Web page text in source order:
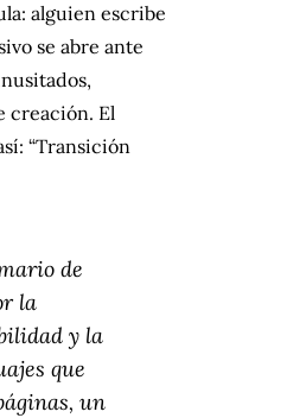
alguien escribe
se abre ante
creación. El
“Transición
de
la
y la
que
un